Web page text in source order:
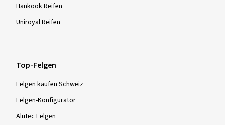
Hankook Reifen
Uniroyal Reifen
Top-Felgen
Felgen kaufen Schweiz
Felgen-Konfigurator
Alutec Felgen